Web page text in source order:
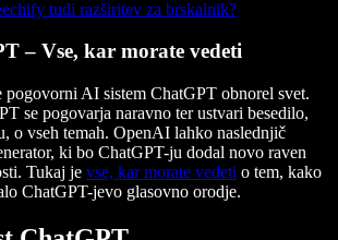
tudi razširitev za brskalnik?
– Vse, kar morate vedeti
pogovorni AI sistem ChatGPT obnorel svet.
se pogovarja naravno ter ustvari besedilo,
o vseh temah. OpenAI lahko naslednjič
ki bo ChatGPT-ju dodal novo raven
Tukaj je vse, kar morate vedeti o tem, kako
ChatGPT-jevo glasovno orodje.